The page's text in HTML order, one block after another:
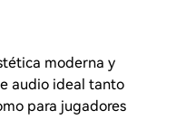
moderna y
audio ideal tanto
para jugadores